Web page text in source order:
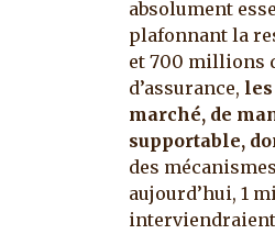
absolument
plafonnant la
et 700 millions
d’assurance,
marché, de
supportable,
des
aujourd’hui, 1
interviendraient